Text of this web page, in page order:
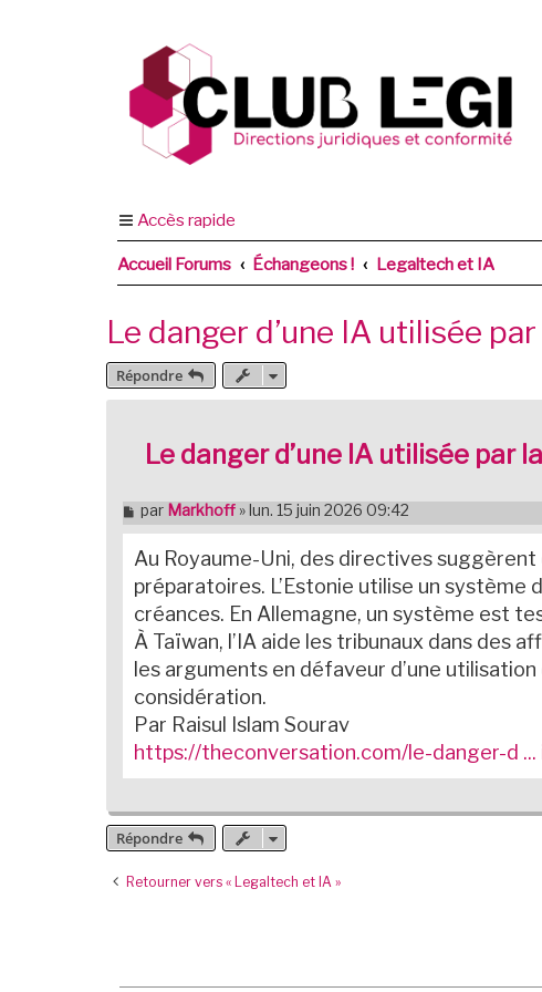
Accès rapide
Accueil Forums Échangeons ! Legaltech et IA
Le danger d’une IA utilisée
Répondre
Le danger d’une IA utilisée par
M
e
s
a
g
e
n
o
n
u
par Markhoff»lun. 15 juin 2026 09:42
Au Royaume-Uni, des directives
préparatoires. L’Estonie utilise un
créances. En Allemagne, un système est
À Taïwan, l’IA aide les tribunaux dans des
les arguments en défaveur d’une
considération.
Par Raisul Islam Sourav
https://theconversation.com/le-danger-d
Répondre
Retourner vers « Legaltech et IA »